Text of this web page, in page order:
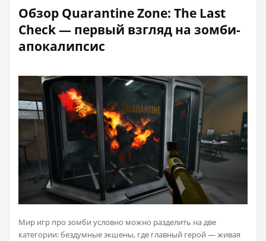
Обзор Quarantine Zone: The Last
Check — первый взгляд на зомби-
апокалипсис
Мир игр про зомби условно можно разделить на две
категории: бездумные экшены, где главный герой — живая